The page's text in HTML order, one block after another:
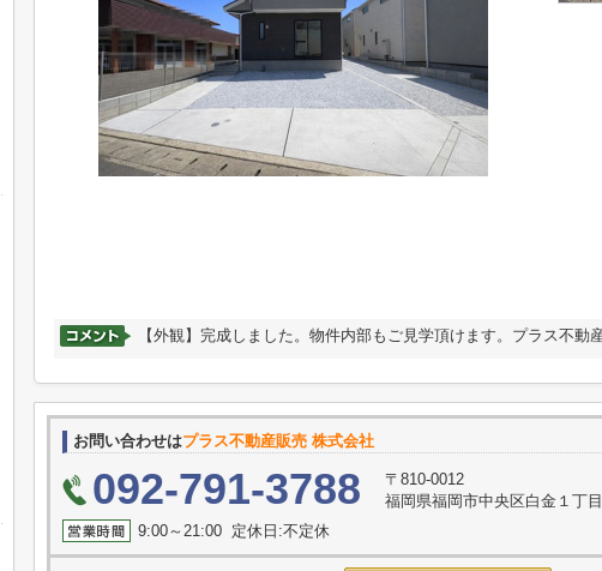
【外観】完成しました。物件内部もご見学頂けます。プラス不動
お問い合わせはプラス不動産販売 株式会社
092-791-3788
〒810-0012
福岡県福岡市中央区白金１丁
9:00～21:00 定休日:不定休